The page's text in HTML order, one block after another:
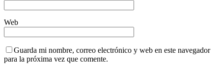
Web
Guarda mi nombre, correo electrónico y web en este navegador
para la próxima vez que comente.